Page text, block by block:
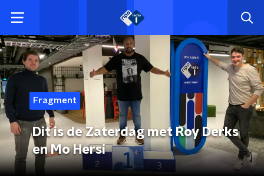
Fragment
Dit is de Zaterdag met Roy Derks
en Mo Hersi